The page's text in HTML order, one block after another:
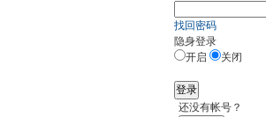
找回密码
隐身登录
开启
关闭
登录
还没有帐号？